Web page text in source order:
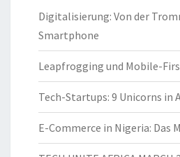
Digitalisierung: Von der
Smartphone
Leapfrogging und Mobile-
Tech-Startups: 9 Unicorns in
E-Commerce in Nigeria: Das